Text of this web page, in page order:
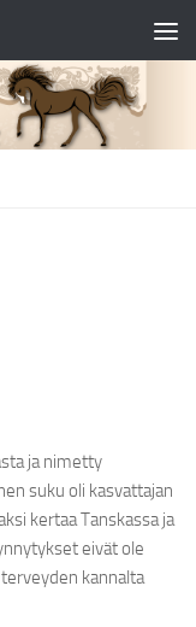
ja nimetty
suku oli kasvattajan
kertaa Tanskassa ja
eivät ole
kannalta